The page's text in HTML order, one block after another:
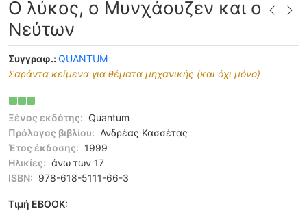
Ο λύκος, ο Μυνχάουζεν και ο
Νεύτων
Συγγραφ.:QUANTUM
Σαράντα κείμενα για θέματα μηχανικής (και όχι μόνο)
Ξένος εκδότης: Quantum
Πρόλογος βιβλίου: Ανδρέας Κασσέτας
Έτος έκδοσης: 1999
Ηλικίες: άνω των 17
ISBN: 978-618-5111-66-3
Tιμή EBOOK: